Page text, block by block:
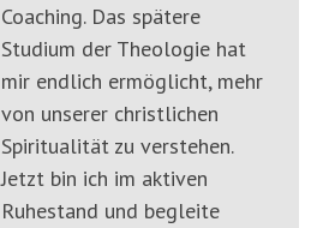
Coaching. Das spätere
Studium der Theologie hat
mir endlich ermöglicht, mehr
von unserer christlichen
Spiritualität zu verstehen.
Jetzt bin ich im aktiven
Ruhestand und begleite